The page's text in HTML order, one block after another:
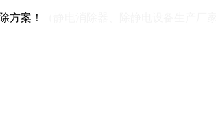
方案！